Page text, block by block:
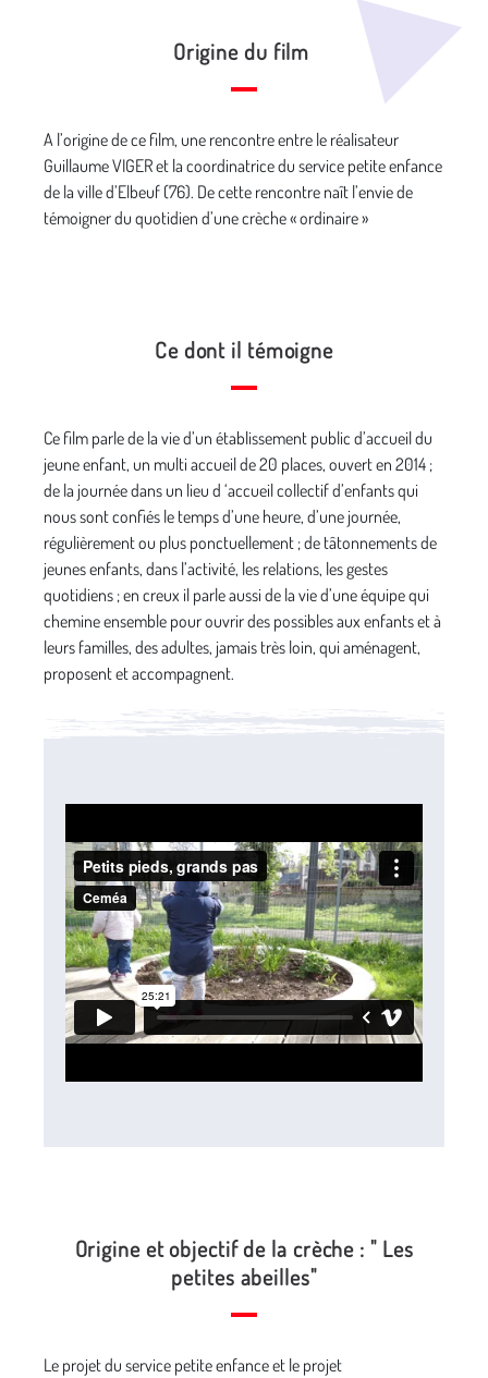
Origine du film
A l’origine de ce film, une rencontre entre le réalisateur
Guillaume VIGER et la coordinatrice du service petite enfance
de la ville d’Elbeuf (76). De cette rencontre naît l’envie de
témoigner du quotidien d’une crèche « ordinaire »
Ce dont il témoigne
Ce film parle de la vie d’un établissement public d’accueil du
jeune enfant, un multi accueil de 20 places, ouvert en 2014 ;
de la journée dans un lieu d ‘accueil collectif d’enfants qui
nous sont confiés le temps d’une heure, d’une journée,
régulièrement ou plus ponctuellement ; de tâtonnements de
jeunes enfants, dans l’activité, les relations, les gestes
quotidiens ; en creux il parle aussi de la vie d’une équipe qui
chemine ensemble pour ouvrir des possibles aux enfants et à
leurs familles, des adultes, jamais très loin, qui aménagent,
proposent et accompagnent.
Origine et objectif de la crèche : " Les
petites abeilles"
Le projet du service petite enfance et le projet